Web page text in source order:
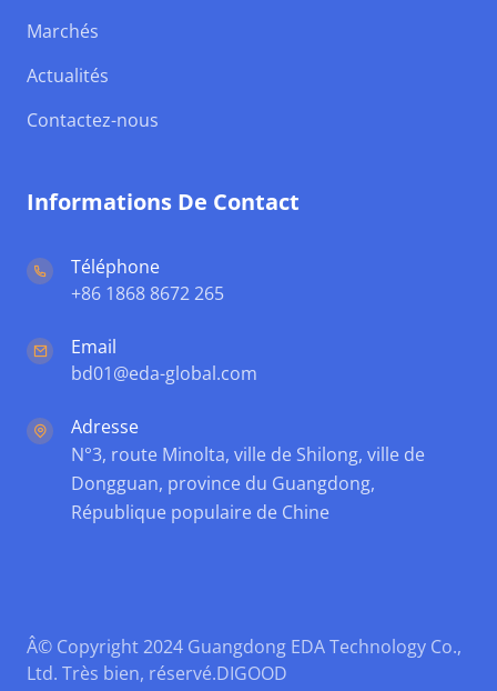
Marchés
Actualités
Contactez-nous
Informations De Contact
Téléphone
+86 1868 8672 265
Email
bd01@eda-global.com
Adresse
N°3, route Minolta, ville de Shilong, ville de
Dongguan, province du Guangdong,
République populaire de Chine
Â© Copyright 2024 Guangdong EDA Technology Co.,
Ltd. Très bien, réservé.DIGOOD